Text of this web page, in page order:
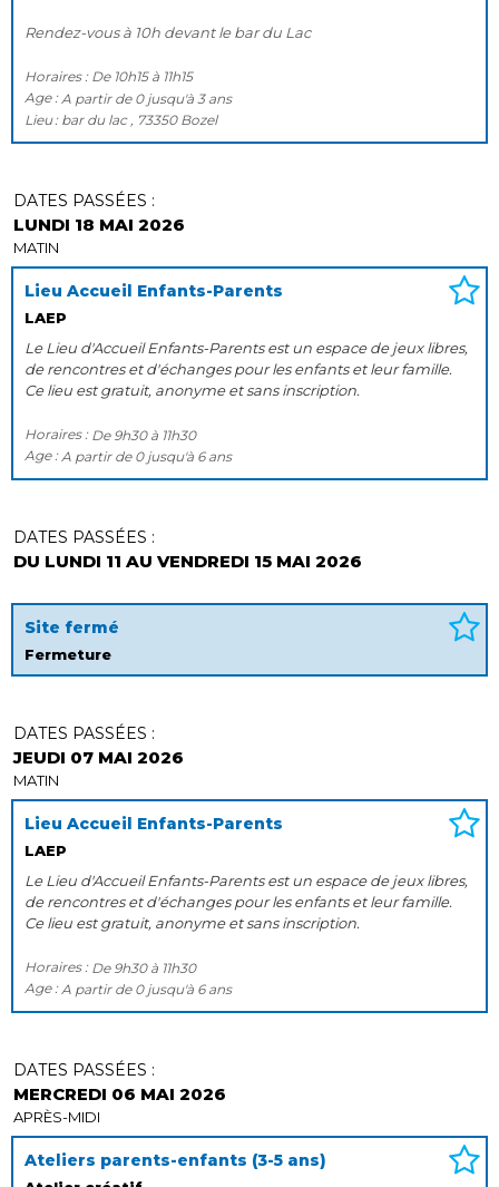
Rendez-vous à 10h devant le bar du Lac
Horaires : De 10h15 à 11h15
Age : A partir de 0 jusqu'à 3 ans
Lieu bar du lac , 73350 Bozel
Lieu Accueil Enfants-Parents
LAEP
DATES PASSÉES :
LUNDI 18 MAI 2026
MATIN
Le Lieu d'Accueil Enfants-Parents est un espace de jeux libres,
de rencontres et d'échanges pour les enfants et leur famille.
Ce lieu est gratuit, anonyme et sans inscription.
Horaires : De 9h30 à 11h30
Age : A partir de 0 jusqu'à 6 ans
Site fermé
Fermeture
DATES PASSÉES :
DU LUNDI 11 AU VENDREDI 15 MAI 2026
Lieu Accueil Enfants-Parents
LAEP
DATES PASSÉES :
JEUDI 07 MAI 2026
MATIN
Le Lieu d'Accueil Enfants-Parents est un espace de jeux libres,
de rencontres et d'échanges pour les enfants et leur famille.
Ce lieu est gratuit, anonyme et sans inscription.
Horaires : De 9h30 à 11h30
Age : A partir de 0 jusqu'à 6 ans
Ateliers parents-enfants (3-5 ans)
DATES PASSÉES :
MERCREDI 06 MAI 2026
APRÈS-MIDI